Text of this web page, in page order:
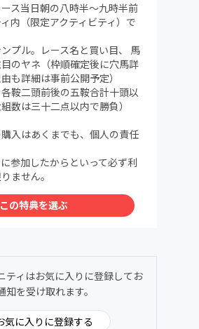
ス当日朝の八時半～九時半前
内（限定アクティビティ）で
プル。レース名と買い目、 馬
のヤネ（枠順確定後に穴馬詳
も詳細は事前公開予定）
鞍二頭前後の五鞍合計十頭以
数は三十二点以内で勝負）
入はあくまでも、個人の責任
参加したからといって必ず利
ません。
この特典を選ぶ
ティはお気に入りに登録してお
知を受け取れます。
気に入りに登録する